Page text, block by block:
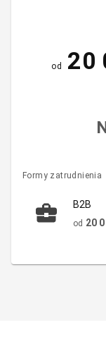
od 20
Formy zatrudnienia
B2B
od 20